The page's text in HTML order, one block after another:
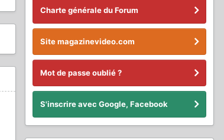
Charte générale du Forum
Site magazinevideo.com
Mot de passe oublié ?
S'inscrire avec Google, Facebook